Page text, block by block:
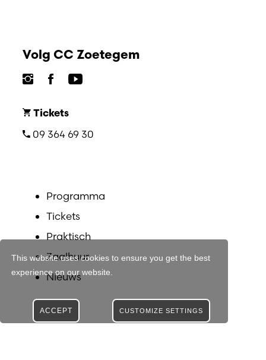
This website uses cookies to ensure you get the best
experience on our website.
CUSTOMIZE SETTINGS
ACCEPT
Volg CC Zoetegem
Tickets
09 364 69 30
Programma
Tickets
Praktisch
Zaalhuur
Nieuws